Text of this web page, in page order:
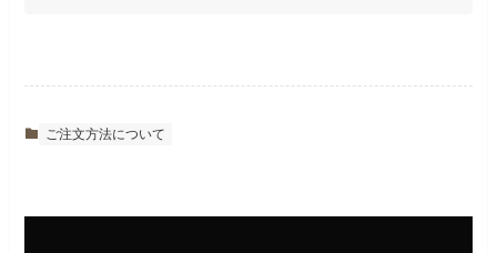
ご注文方法について